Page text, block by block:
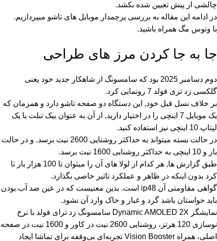
چالشی از پیش تعیین شده بکشد.
در ادامه این مقاله به بررسی پرچمدار موبایل های تاشو میپردازیم.
با وتوس مگ همراه باشید.
جا به جا کردن مرز های طراحی
دوم دسامبر 2025 بود که سامسونگ از شاهکار جدید خود یعنی
گلکسی زد تری فولد 7 رونمایی کرد.
بر خلاف نسل قبل خود, این دستگاه دو صفحه تاشو دارد و همزمان که
یک موبایل 7 اینچی را در اختیار دارید, از آن به عنوان ییک تبلت یا یک
لپتاپ 10 اینچی نیز استفاده کنید.
در حالت بسته میتواند به حداکثر روشنایی 2600 نیت برسد. و در حالت
باز و 10 اینچی به حداکثر روشنایی 1600 نیت برسد.
طبق گزارش ها, هر کدام از لولا های آن را میتوان تا 100 هزار بار تا
کرد بدون اینکه در ظاهر و عملکرد تاثیر خاصی بگذارد.
گواهی مقاومتی آن ip48 است. بدین معنیست که در عین ضد آب بودن
باید حواستان باشد گرد و غبار و خاک وارد آن نشود.
نمایشگر Dynamic AMOLED 2X سامسونگ زد ترای فولد با نرخ
نوسازی 120 هرتز، روشنایی 2600 نیت در کاور و 1600 نیت در صفحه
اصلی، همراه Vision Booster تجربه‌ای بی‌وقفه برای تماشا ایجاد